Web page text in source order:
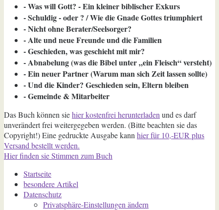
- Was will Gott? - Ein kleiner biblischer Exkurs
- Schuldig - oder ? / Wie die Gnade Gottes triumphiert
- Nicht ohne Berater/Seelsorger?
- Alte und neue Freunde und die Familien
- Geschieden, was geschieht mit mir?
- Abnabelung (was die Bibel unter „ein Fleisch“ versteht)
- Ein neuer Partner (Warum man sich Zeit lassen sollte)
- Und die Kinder? Geschieden sein, Eltern bleiben
- Gemeinde & Mitarbeiter
Das Buch können siehier kostenfrei herunterladenund es darf
unverändert frei weitergegeben werden. (Bitte beachten sie das
Copyright!) Eine gedruckte Ausgabe kannhier für 10,-EUR plus
Versand bestellt werden.
Hier finden sie Stimmen zum Buch
Startseite
besondere Artikel
Datenschutz
Privatsphäre-Einstellungen ändern